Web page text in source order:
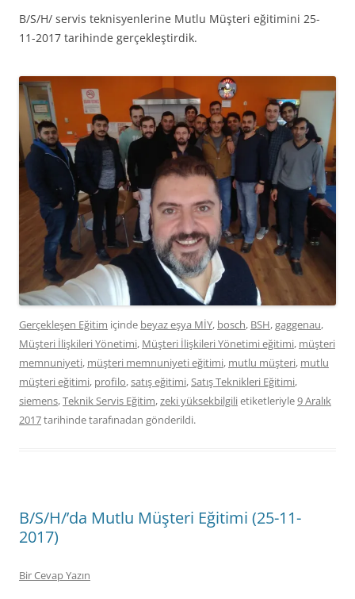
B/S/H/ servis teknisyenlerine Mutlu Müşteri eğitimini 25-
11-2017 tarihinde gerçekleştirdik.
Gerçekleşen Eğitim içinde beyaz eşya MİY, bosch, BSH,gaggenau,
Müşteri İlişkileri Yönetimi, Müşteri İlişkileri Yönetimi eğitimi, müşteri
memnuniyeti, müşteri memnuniyeti eğitimi, mutlu müşteri, mutlu
müşteri eğitimi, profilo,satış eğitimi,Satış Teknikleri Eğitimi,
siemens,Teknik Servis Eğitim,zeki yüksekbilgilietiketleriyle9 Aralık
2017tarihindetarafınadan gönderildi.
B/S/H/’da Mutlu Müşteri Eğitimi (25-11-
2017)
Bir Cevap Yazın